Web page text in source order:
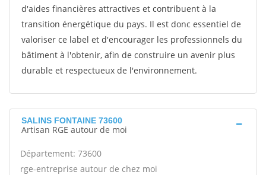
d'aides financières attractives et contribuent à la
transition énergétique du pays. Il est donc essentiel de
valoriser ce label et d'encourager les professionnels du
bâtiment à l'obtenir, afin de construire un avenir plus
durable et respectueux de l'environnement.
SALINS FONTAINE 73600
Artisan RGE autour de moi
Département: 73600
rge-entreprise autour de chez moi